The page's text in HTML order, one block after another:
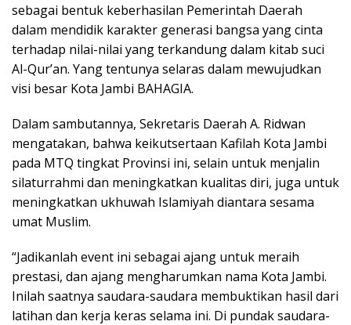
sebagai bentuk keberhasilan Pemerintah Daerah
dalam mendidik karakter generasi bangsa yang cinta
terhadap nilai-nilai yang terkandung dalam kitab suci
Al-Qur’an. Yang tentunya selaras dalam mewujudkan
visi besar Kota Jambi BAHAGIA.
Dalam sambutannya, Sekretaris Daerah A. Ridwan
mengatakan, bahwa keikutsertaan Kafilah Kota Jambi
pada MTQ tingkat Provinsi ini, selain untuk menjalin
silaturrahmi dan meningkatkan kualitas diri, juga untuk
meningkatkan ukhuwah Islamiyah diantara sesama
umat Muslim.
“Jadikanlah event ini sebagai ajang untuk meraih
prestasi, dan ajang mengharumkan nama Kota Jambi.
Inilah saatnya saudara-saudara membuktikan hasil dari
latihan dan kerja keras selama ini. Di pundak saudara-